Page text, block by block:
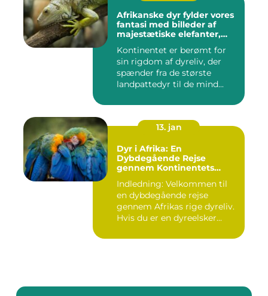
Afrikanske dyr fylder vores
fantasi med billeder af
majestætiske elefanter,
giraffer
Kontinentet er berømt for
sin rigdom af dyreliv, der
spænder fra de største
landpattedyr til de mind...
13. jan
Dyr i Afrika: En
Dybdegående Rejse
gennem Kontinentets
Indledning: Velkommen til
en dybdegående rejse
gennem Afrikas rige dyreliv.
Hvis du er en dyreelsker...